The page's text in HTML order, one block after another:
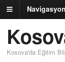
Navigasyon
Kosova'da Eğitim